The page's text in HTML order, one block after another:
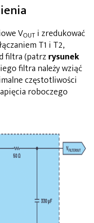
VOUT i zredukować
T1 i T2,
filtra (patrz rysunek
filtra należy wziąć
częstotliwości
roboczego